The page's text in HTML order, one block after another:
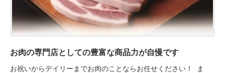
お肉の専門店としての豊富な商品力が自慢です
お祝いからデイリーまでお肉のことならお任せください！  ま